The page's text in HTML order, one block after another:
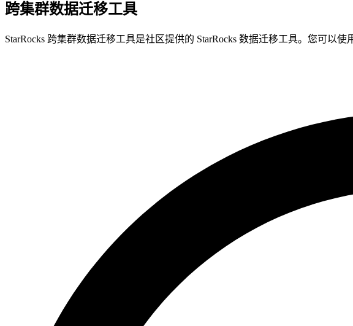
跨集群数据迁移工具
StarRocks 跨集群数据迁移工具是社区提供的 StarRocks 数据迁移工具。您可以